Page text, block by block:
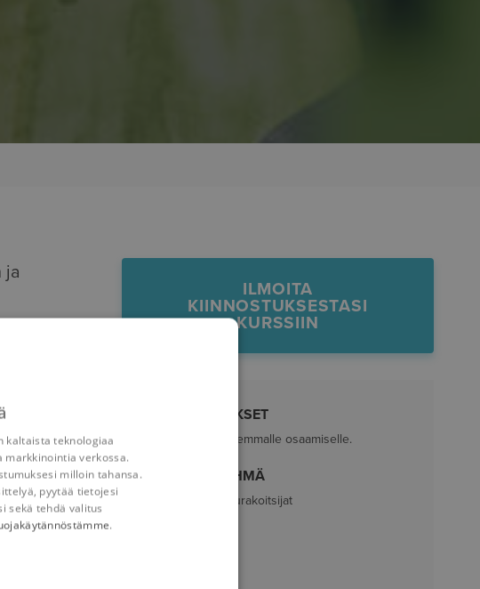
ja
ILMOITA
KIINNOSTUKSESTASI
KURSSIIN
EDELLYTYKSET
Ei tarvetta aikaisemmalle osaamiselle.
KOHDERYHMÄ
Määrälaskijat ja urakoitsijat
kaltaista teknologiaa
markkinointia verkossa.
milloin tahansa.
pyytää tietojesi
sekä tehdä valitus
.